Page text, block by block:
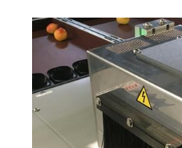
Image